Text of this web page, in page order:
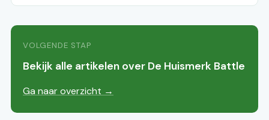
VOLGENDE STAP
Bekijk alle artikelen over De Huismerk Battle
Ga naar overzicht →